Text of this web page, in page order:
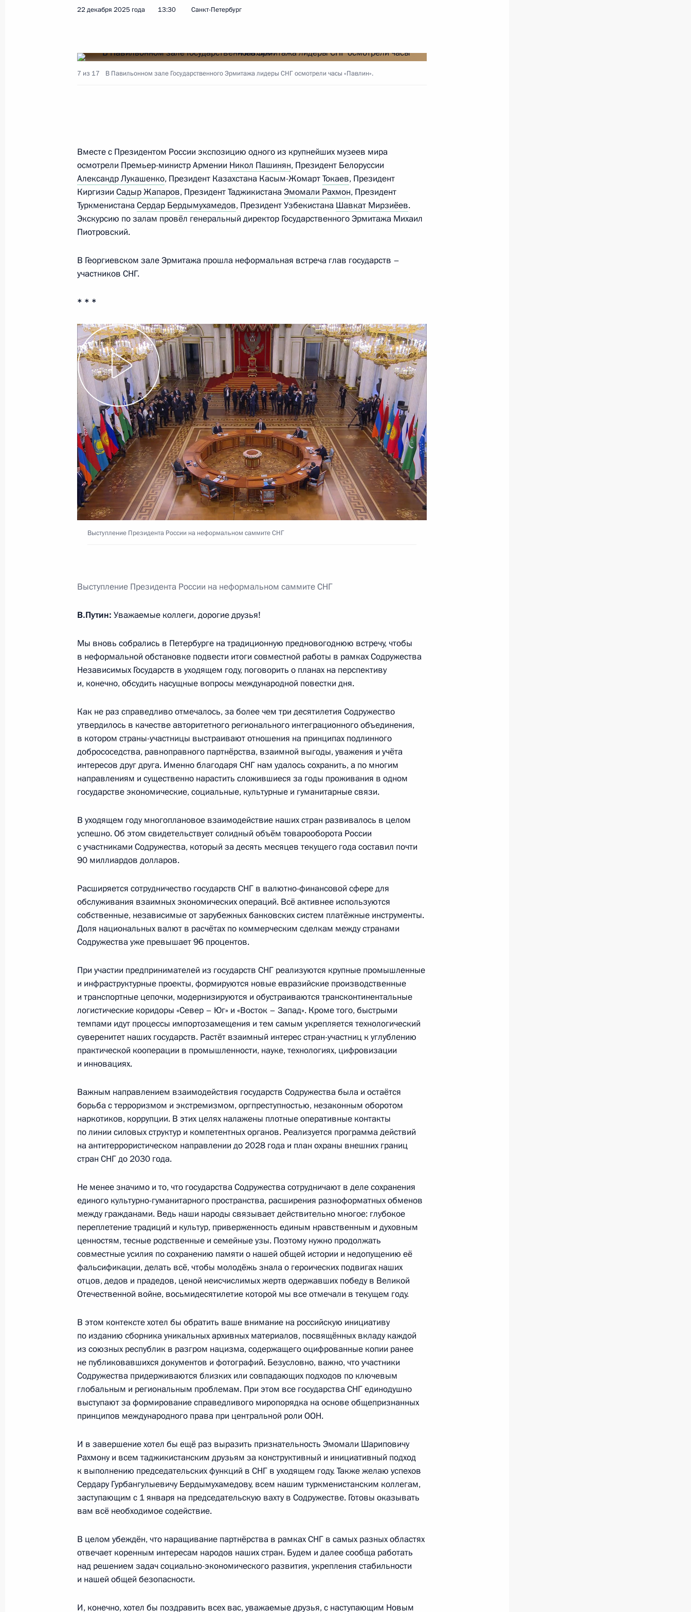
27 апреля 2026 года, 14:30
Совещание с постоянными членами Совета Безопасности
23 марта 2026 года, 16:50
Ратифицировано российско-белорусское соглашение
о взаимном исполнении судебных решений
23 марта 2026 года, 16:45
о правовой помощи и правовых отношениях по гражданским,
30 января 2026 года, 14:25
Ратифицирован Протокол о внесении изменений в Конвенцию
о правовой помощи и правовых отношениях по гражданским,
семейным и уголовным делам от 7 октября 2002 года
30 января 2026 года, 14:00
Подписан закон, разрешающий перечисление алиментов
и компенсаций в белорусские банки
29 декабря 2025 года, 09:55
Встреча с Президентом Таджикистана Эмомали Рахмоном
Встреча с Президентом Казахстана Касым-Жомартом Токаевым
Посещение Государственного Эрмитажа
22 декабря 2025 года, 13:30
Комиссии уполномоченных по правам ребёнка государств –
участников СНГ
13 ноября 2025 года, 18:00
Заседание Совета глав государств – участников СНГ
10 октября 2025 года, 12:05
Встреча с Президентом Таджикистана Эмомали Рахмоном
1 сентября 2025 года, 15:30
Совещание с постоянными членами Совета Безопасности
29 августа 2025 года, 14:20
Законом ратифицирована Конвенция о правовом статусе
делегаций, направляемых в государства – участники СНГ
23 июля 2025 года, 13:50
8 июля 2025 года, 13:00
Ратифицирован протокол о внесении изменений в Договор
государств – участников СНГ о межгосударственном розыске лиц
24 июня 2025 года, 15:15
Указ о некоторых вопросах временного пребывания в России
отдельных категорий иностранных граждан
12 июня 2025 года, 13:40
Показать предыдущие материалы
Встреча с военнослужащими Военно-Морского Флота
26 июля 2026 года
Разделы сайта
Президента
России
Информационные
ресурсы
Президента России
Официальные
сетевые ресурсы
Правовая и
техническая
О портале
22 декабря 2025 года 13:30 Санкт-Петербург
7 из 17 В Павильонном зале Государственного Эрмитажа лидеры СНГ осмотрели часы «Павлин».
Вместе с Президентом России экспозицию одного из крупнейших музеев мира
осмотрели Премьер-министр Армении Никол Пашинян, Президент Белоруссии
Александр Лукашенко, Президент Казахстана Касым-ЖомартТокаев, Президент
Киргизии Садыр Жапаров, Президент ТаджикистанаЭмомали Рахмон, Президент
ТуркменистанаСердар Бердымухамедов, Президент Узбекистана Шавкат Мирзиёев.
Экскурсию по залам провёл генеральный директор Государственного Эрмитажа Михаил
Пиотровский.
В Георгиевском зале Эрмитажа прошла неформальная встреча глав государств –
участников СНГ.
* * *
Выступление Президента России на неформальном саммите СНГ
Выступление Президента России на неформальном саммите СНГ
В.Путин: Уважаемые коллеги, дорогие друзья!
Мы вновь собрались в Петербурге на традиционную предновогоднюю встречу, чтобы
в неформальной обстановке подвести итоги совместной работы в рамках Содружества
Независимых Государств в уходящем году, поговорить о планах на перспективу
и, конечно, обсудить насущные вопросы международной повестки дня.
Как не раз справедливо отмечалось, за более чем три десятилетия Содружество
утвердилось в качестве авторитетного регионального интеграционного объединения,
в котором страны-участницы выстраивают отношения на принципах подлинного
добрососедства, равноправного партнёрства, взаимной выгоды, уважения и учёта
интересов друг друга. Именно благодаря СНГ нам удалось сохранить, а по многим
направлениям и существенно нарастить сложившиеся за годы проживания в одном
государстве экономические, социальные, культурные и гуманитарные связи.
В уходящем году многоплановое взаимодействие наших стран развивалось в целом
успешно. Об этом свидетельствует солидный объём товарооборота России
с участниками Содружества, который за десять месяцев текущего года составил почти
90 миллиардов долларов.
Расширяется сотрудничество государств СНГ в валютно-финансовой сфере для
обслуживания взаимных экономических операций. Всё активнее используются
собственные, независимые от зарубежных банковских систем платёжные инструменты.
Доля национальных валют в расчётах по коммерческим сделкам между странами
Содружества уже превышает 96 процентов.
При участии предпринимателей из государств СНГ реализуются крупные промышленные
и инфраструктурные проекты, формируются новые евразийские производственные
и транспортные цепочки, модернизируются и обустраиваются трансконтинентальные
логистические коридоры «Север – Юг» и «Восток – Запад». Кроме того, быстрыми
темпами идут процессы импортозамещения и тем самым укрепляется технологический
суверенитет наших государств. Растёт взаимный интерес стран-участниц к углублению
практической кооперации в промышленности, науке, технологиях, цифровизации
и инновациях.
Важным направлением взаимодействия государств Содружества была и остаётся
борьба с терроризмом и экстремизмом, оргпреступностью, незаконным оборотом
наркотиков, коррупции. В этих целях налажены плотные оперативные контакты
по линии силовых структур и компетентных органов. Реализуется программа действий
на антитеррористическом направлении до 2028 года и план охраны внешних границ
стран СНГ до 2030 года.
Не менее значимо и то, что государства Содружества сотрудничают в деле сохранения
единого культурно-гуманитарного пространства, расширения разноформатных обменов
между гражданами. Ведь наши народы связывает действительно многое: глубокое
переплетение традиций и культур, приверженность единым нравственным и духовным
ценностям, тесные родственные и семейные узы. Поэтому нужно продолжать
совместные усилия по сохранению памяти о нашей общей истории и недопущению её
фальсификации, делать всё, чтобы молодёжь знала о героических подвигах наших
отцов, дедов и прадедов, ценой неисчислимых жертв одержавших победу в Великой
Отечественной войне, восьмидесятилетие которой мы все отмечали в текущем году.
В этом контексте хотел бы обратить ваше внимание на российскую инициативу
по изданию сборника уникальных архивных материалов, посвящённых вкладу каждой
из союзных республик в разгром нацизма, содержащего оцифрованные копии ранее
не публиковавшихся документов и фотографий. Безусловно, важно, что участники
Содружества придерживаются близких или совпадающих подходов по ключевым
глобальным и региональным проблемам. При этом все государства СНГ единодушно
выступают за формирование справедливого миропорядка на основе общепризнанных
принципов международного права при центральной роли ООН.
И в завершение хотел бы ещё раз выразить признательность Эмомали Шариповичу
Рахмону и всем таджикистанским друзьям за конструктивный и инициативный подход
к выполнению председательских функций в СНГ в уходящем году. Также желаю успехов
Сердару Гурбангулыевичу Бердымухамедову, всем нашим туркменистанским коллегам,
заступающим с 1 января на председательскую вахту в Содружестве. Готовы оказывать
вам всё необходимое содействие.
В целом убеждён, что наращивание партнёрства в рамках СНГ в самых разных областях
отвечает коренным интересам народов наших стран. Будем и далее сообща работать
над решением задач социально-экономического развития, укрепления стабильности
и нашей общей безопасности.
И, конечно, хотел бы поздравить всех вас, уважаемые друзья, с наступающим Новым